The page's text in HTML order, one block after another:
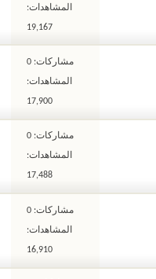
المشاهدات:
19,167
مشاركات: 0
المشاهدات:
17,900
مشاركات: 0
المشاهدات:
17,488
مشاركات: 0
المشاهدات:
16,910